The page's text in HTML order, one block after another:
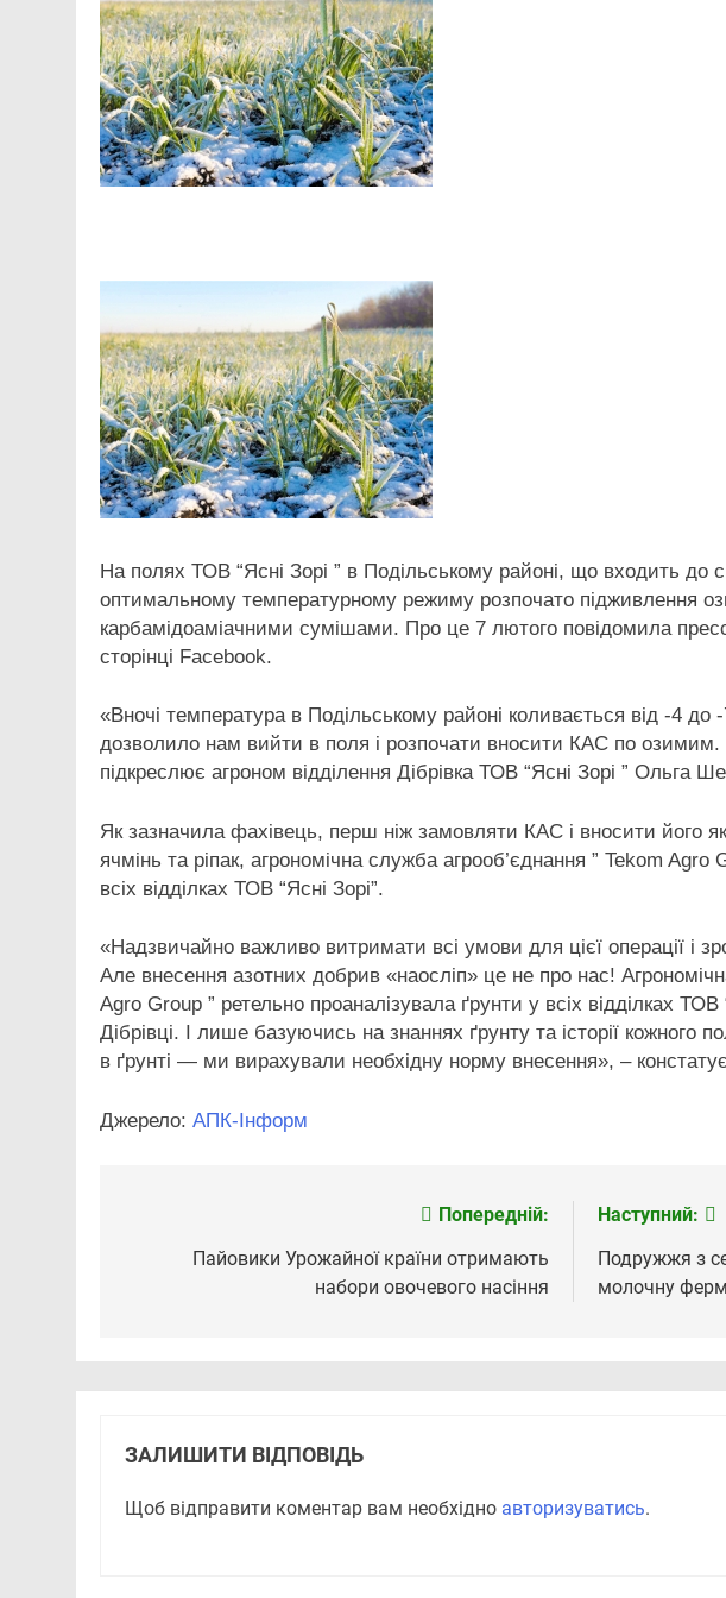
Link
На полях ТОВ “Ясні Зорі ” в Подільському районі, що входить до
оптимальному температурному режиму розпочато підживлення
карбамідоаміачними сумішами. Про це 7 лютого повідомила
сторінці Facebook.
«Вночі температура в Подільському районі коливається від -4
дозволило нам вийти в поля і розпочати вносити КАС по
підкреслює агроном відділення Дібрівка ТОВ “Ясні Зорі ” Ольга
Як зазначила фахівець, перш ніж замовляти КАС і вносити його
ячмінь та ріпак, агрономічна служба агрооб’єднання ” Tekom Agro
всіх відділках ТОВ “Ясні Зорі”.
«Надзвичайно важливо витримати всі умови для цієї операції і
Але внесення азотних добрив «наосліп» це не про нас!
Agro Group ” ретельно проаналізувала ґрунти у всіх відділках ТОВ
Дібрівці. І лише базуючись на знаннях ґрунту та історії кожного
в ґрунті — ми вирахували необхідну норму внесення», –
Джерело: АПК-Інформ
записів
Попередній:
Пайовики Урожайної країни отримають
набори овочевого насіння
Наступний:
Подружжя з
молочну
ЗАЛИШИТИ ВІДПОВІДЬ
Щоб відправити коментар вам необхідно авторизуватись.